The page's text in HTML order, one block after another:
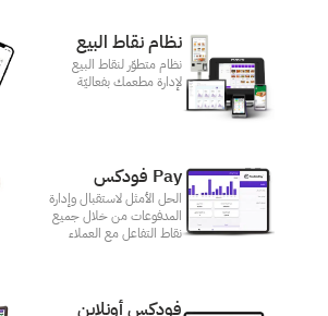
نظام نقاط البيع
نظام متطوّر لنقاط البيع
لإدارة مطعمك بفعاليّة
Pay فودكس
الحل الأمثل لاستقبال وإدارة
المدفوعات من خلال جميع
نقاط التفاعل مع العملاء
فودكس أونلاين